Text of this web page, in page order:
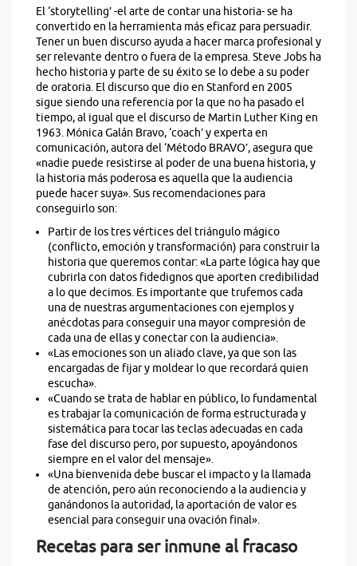
El ‘storytelling’ -el arte de contar una historia- se ha
convertido en la herramienta más eficaz para persuadir.
Tener un buen discurso ayuda a hacer marca profesional y
ser relevante dentro o fuera de la empresa. Steve Jobs ha
hecho historia y parte de su éxito se lo debe a su poder
de oratoria. El discurso que dio en Stanford en 2005
sigue siendo una referencia por la que no ha pasado el
tiempo, al igual que el discurso de Martin Luther King en
1963. Mónica Galán Bravo, ‘coach’ y experta en
comunicación, autora del ‘Método BRAVO’, asegura que
«nadie puede resistirse al poder de una buena historia, y
la historia más poderosa es aquella que la audiencia
puede hacer suya». Sus recomendaciones para
conseguirlo son:
Partir de los tres vértices del triángulo mágico
(conflicto, emoción y transformación) para construir la
historia que queremos contar: «La parte lógica hay que
cubrirla con datos fidedignos que aporten credibilidad
a lo que decimos. Es importante que trufemos cada
una de nuestras argumentaciones con ejemplos y
anécdotas para conseguir una mayor compresión de
cada una de ellas y conectar con la audiencia».
«Las emociones son un aliado clave, ya que son las
encargadas de fijar y moldear lo que recordará quien
escucha».
«Cuando se trata de hablar en público, lo fundamental
es trabajar la comunicación de forma estructurada y
sistemática para tocar las teclas adecuadas en cada
fase del discurso pero, por supuesto, apoyándonos
siempre en el valor del mensaje».
«Una bienvenida debe buscar el impacto y la llamada
de atención, pero aún reconociendo a la audiencia y
ganándonos la autoridad, la aportación de valor es
esencial para conseguir una ovación final».
Recetas para ser inmune al fracaso